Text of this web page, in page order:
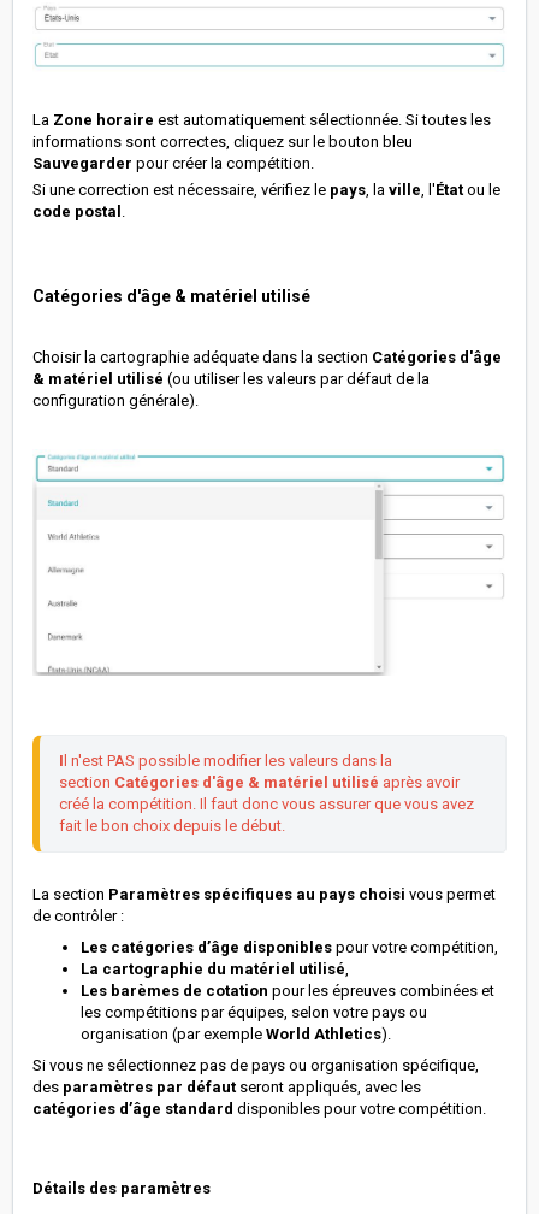
La Zone horaire est automatiquement sélectionnée. Si toutes les
informations sont correctes, cliquez sur le bouton bleu
Sauvegarder pour créer la compétition.
Si une correction est nécessaire, vérifiez le pays, la ville, l'État ou le
code postal .
Catégories d'âge & matériel utilisé
Choisir la cartographie adéquate dans la section Catégories d'âge
& matériel utilisé (ou utiliser les valeurs par défaut de la
configuration générale).
I l n'est PAS possible modifier les valeurs dans la
section Catégories d'âge & matériel utilisé après avoir
créé la compétition. Il faut donc vous assurer que vous avez
fait le bon choix depuis le début.
La section Paramètres spécifiques au pays choisi vous permet
de contrôler :
Les catégories d’âge disponibles pour votre compétition,
La cartographie du matériel utilisé,
Les barèmes de cotation pour les épreuves combinées et
les compétitions par équipes, selon votre pays ou
organisation (par exemple World Athletics).
Si vous ne sélectionnez pas de pays ou organisation spécifique,
des paramètres par défaut seront appliqués, avec les
catégories d’âge standard disponibles pour votre compétition.
Détails des paramètres